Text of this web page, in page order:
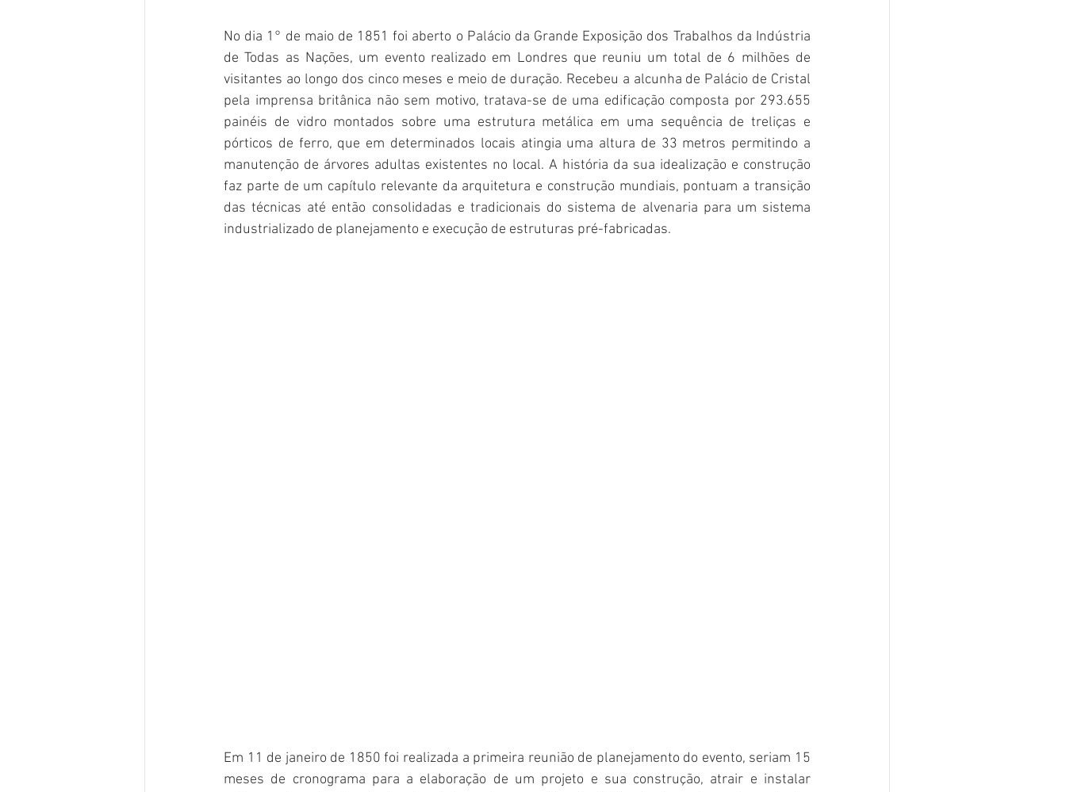
No dia 1° de maio de 1851 foi aberto o Palácio da Grande Exposição dos Trabalhos da Indústria
de Todas as Nações, um evento realizado em Londres que reuniu um total de 6 milhões de
visitantes ao longo dos cinco meses e meio de duração. Recebeu a alcunha de Palácio de Cristal
pela imprensa britânica não sem motivo, tratava-se de uma edificação composta por 293.655
painéis de vidro montados sobre uma estrutura metálica em uma sequência de treliças e
pórticos de ferro, que em determinados locais atingia uma altura de 33 metros permitindo a
manutenção de árvores adultas existentes no local. A história da sua idealização e construção
faz parte de um capítulo relevante da arquitetura e construção mundiais, pontuam a transição
das técnicas até então consolidadas e tradicionais do sistema de alvenaria para um sistema
industrializado de planejamento e execução de estruturas pré-fabricadas.
Em 11 de janeiro de 1850 foi realizada a primeira reunião de planejamento do evento, seriam 15
meses de cronograma para a elaboração de um projeto e sua construção, atrair e instalar